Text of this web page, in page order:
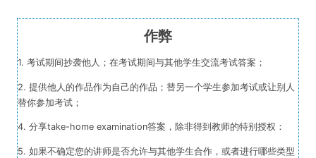
作弊
1. 考试期间抄袭他人； 在考试期间与其他学生交流考试答案；
2. 提供他人的作品作为自己的作品； 替另一个学生参加考试或让别人
替你参加考试；
4. 分享take-home examination答案，除非得到教师的特别授权：
5. 如果不确定您的讲师是否允许与其他学生合作，或者进行哪些类型